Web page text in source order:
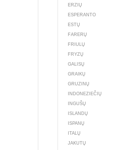
ERZIŲ
ESPERANTO
ESTŲ
FARERŲ
FRIULŲ
FRYZŲ
GALISŲ
GRAIKŲ
GRUZINŲ
INDONEZIEČIŲ
INGUŠŲ
ISLANDŲ
ISPANŲ
ITALŲ
JAKUTŲ